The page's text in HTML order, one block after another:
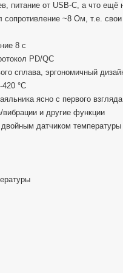
питание от USB-C, а что ещё
~8 Ом, т.е. свои
8 с
PD/QC
сплава, эргономичный
°C
ясно с первого взгляда
и другие функции
датчиком температуры